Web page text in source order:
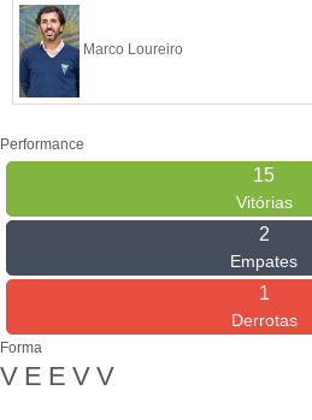
Marco Loureiro
Performance
15
Vitórias
2
Empates
1
Derrotas
Forma
V E E V V